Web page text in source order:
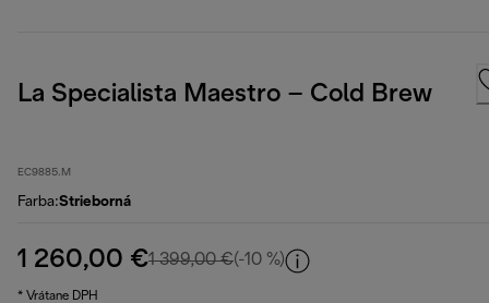
La Specialista Maestro – Cold Brew
EC9885.M
Farba:Strieborná
1 260,00 €1 399,00 €pôvodná cena 1 399,00 €
(-10 %)
* Vrátane DPH